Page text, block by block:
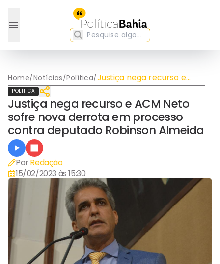
Home/Notícias/Política/Justiça nega recurso e
ACM Neto sofre nova
contra deputado Robinson
Almeida
POLÍTICA
Justiça nega recurso e ACM Neto
sofre nova derrota em processo
contra deputado Robinson Almeida
Por Redação
15/02/2023 às 15:30